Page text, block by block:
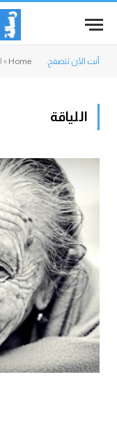
أنت الآن تتصفح: Home
»
اللياقة